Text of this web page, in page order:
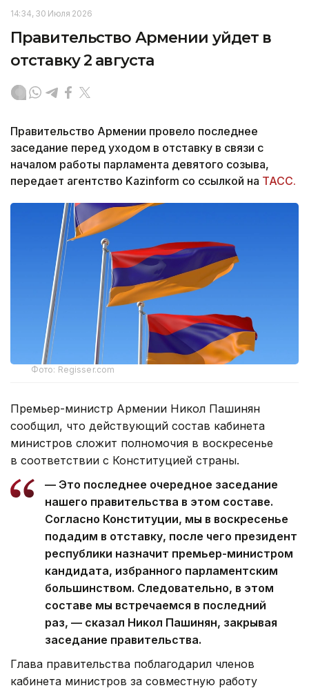
14:34, 30 Июля 2026
Правительство Армении уйдет в
отставку 2 августа
Правительство Армении провело последнее
заседание перед уходом в отставку в связи с
началом работы парламента девятого созыва,
передает агентство Kazinform со ссылкой на ТАСС.
Фото: Regisser.com
Премьер-министр Армении Никол Пашинян
сообщил, что действующий состав кабинета
министров сложит полномочия в воскресенье
в соответствии с Конституцией страны.
— Это последнее очередное заседание
нашего правительства в этом составе.
Согласно Конституции, мы в воскресенье
подадим в отставку, после чего президент
республики назначит премьер-министром
кандидата, избранного парламентским
большинством. Следовательно, в этом
составе мы встречаемся в последний
раз, — сказал Никол Пашинян, закрывая
заседание правительства.
Глава правительства поблагодарил членов
кабинета министров за совместную работу